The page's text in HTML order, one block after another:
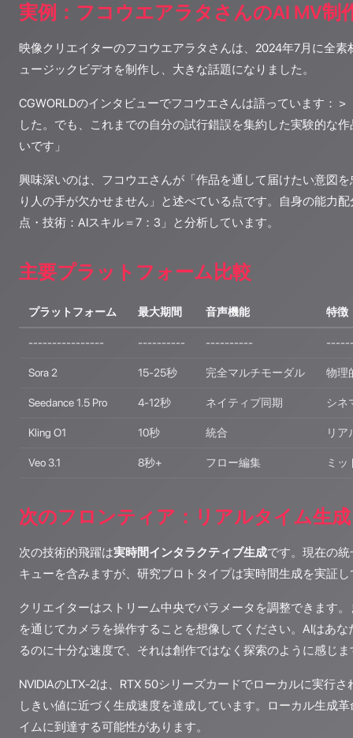
実例：フコウエアラタさんのAI MV制
映像クリエイターのフコウエアラタさんは、2024年7月に全素
ュージックビデオを制作し、大きな話題になりました。
CGWORLDのインタビューでフコウエさんは語っています： >
した。でも、これまでの自分の試行錯誤を集約した実験的な
いです」
興味深いのは、フコウエさんが「作品を通して届けたい意図
り人の手が欠かせません」と述べている点です。自身の能力
点・技術：AIスキル＝7：3」と分析しています。
主要プラットフォーム比較
プラットフォーム 最大期間 音声機能 特徴
---------------- ---------- ----------
Sora 2 15-25秒 完全マルチモーダル 物理
Seedance 1.5 Pro 4-12秒 ネイティブ同期 シネ
Kling O1 10秒 統合 リア
Veo 3.1 8秒+ フロー編集 ミッ
次のフロンティア：リアルタイム生成
次の技術的飛躍は実時間インタラクティブ生成です。現在の
キューを含みますが、研究プロトタイプは実時間生成を実証
クリエイターはストリーム中央でパラメータを調整できます
を通じてカメラを操作することを想像してください。AIはあ
るのに十分な速度で、それは創作ではなく探索のように感じま
NVIDIAのLTX-2は、RTX 50シリーズカードでローカルに実行
しきい値に近づく生成速度を達成しています。ローカル生成
イムに到達する可能性があります。